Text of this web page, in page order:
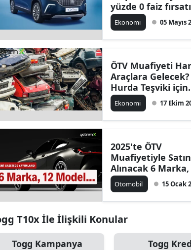
yüzde 0 faiz
Ekonomi 05 Mayıs
ÖTV Muafiyeti
Araçlara Gelecek?
Hurda Teşviki için
Uzmanlar 2028'i
Gösterdi
Ekonomi 17 Ekim
2025'te ÖTV
Muafiyetiyle Satın
Alınacak 6 Marka,
Model!
Otomobil 15 Ocak
T10x İle İlişkili Konular
Togg Kampanya
Togg